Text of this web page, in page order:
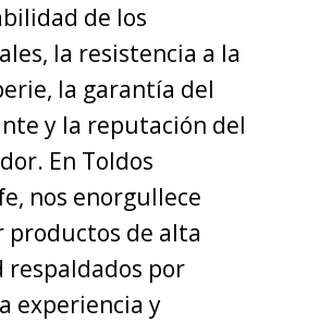
de los
la resistencia a la
la garantía del
y la reputación del
En Toldos
nos enorgullece
productos de alta
respaldados por
experiencia y